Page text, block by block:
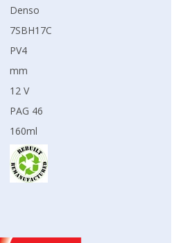
Denso
7SBH17C
PV4
mm
12 V
PAG 46
160ml